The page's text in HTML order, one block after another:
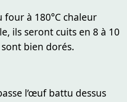
four à 180°C chaleur
ils seront cuits en 8 à 10
bien dorés.
l’œuf battu dessus